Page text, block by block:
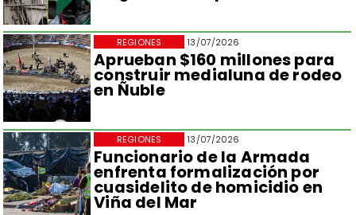
13/07/2026
Aprueban $160 millones para
construir medialuna de rodeo
en Ñuble
REGIONES
13/07/2026
Funcionario de la Armada
enfrenta formalización por
cuasidelito de homicidio en
Viña del Mar
REGIONES